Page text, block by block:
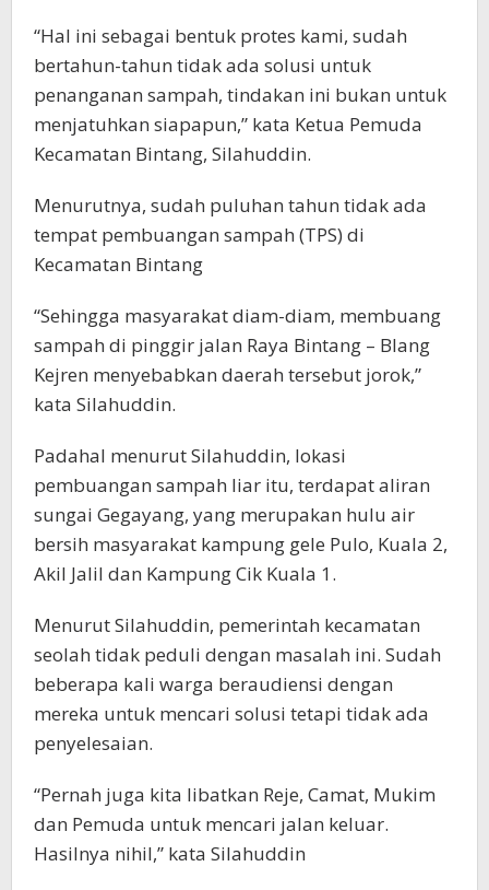
“Hal ini sebagai bentuk protes kami, sudah
bertahun-tahun tidak ada solusi untuk
penanganan sampah, tindakan ini bukan untuk
menjatuhkan siapapun,” kata Ketua Pemuda
Kecamatan Bintang, Silahuddin.
Menurutnya, sudah puluhan tahun tidak ada
tempat pembuangan sampah (TPS) di
Kecamatan Bintang
“Sehingga masyarakat diam-diam, membuang
sampah di pinggir jalan Raya Bintang – Blang
Kejren menyebabkan daerah tersebut jorok,”
kata Silahuddin.
Padahal menurut Silahuddin, lokasi
pembuangan sampah liar itu, terdapat aliran
sungai Gegayang, yang merupakan hulu air
bersih masyarakat kampung gele Pulo, Kuala 2,
Akil Jalil dan Kampung Cik Kuala 1.
Menurut Silahuddin, pemerintah kecamatan
seolah tidak peduli dengan masalah ini. Sudah
beberapa kali warga beraudiensi dengan
mereka untuk mencari solusi tetapi tidak ada
penyelesaian.
“Pernah juga kita libatkan Reje, Camat, Mukim
dan Pemuda untuk mencari jalan keluar.
Hasilnya nihil,” kata Silahuddin